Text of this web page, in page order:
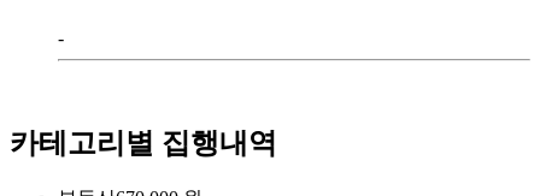
-
카테고리별 집행내역